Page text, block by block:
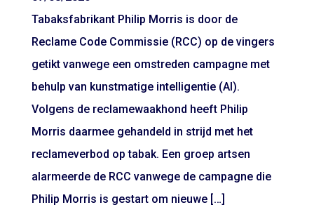
Tabaksfabrikant Philip Morris is door de
Reclame Code Commissie (RCC) op de vingers
getikt vanwege een omstreden campagne met
behulp van kunstmatige intelligentie (AI).
Volgens de reclamewaakhond heeft Philip
Morris daarmee gehandeld in strijd met het
reclameverbod op tabak. Een groep artsen
alarmeerde de RCC vanwege de campagne die
Philip Morris is gestart om nieuwe […]